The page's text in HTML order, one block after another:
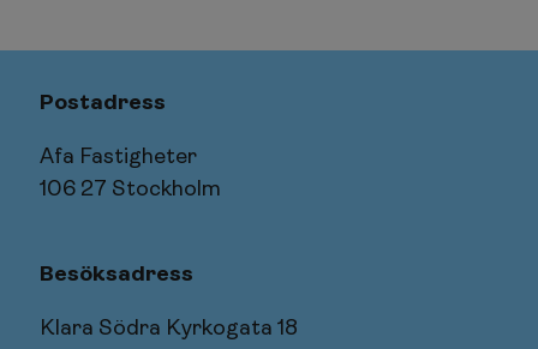
Postadress
Afa Fastigheter
106 27 Stockholm
Besöksadress
Klara Södra Kyrkogata 18